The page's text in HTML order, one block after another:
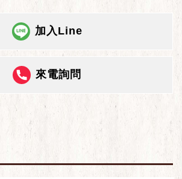
加入Line
來電詢問